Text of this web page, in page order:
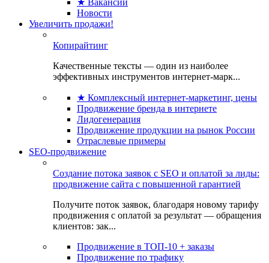
★ Вакансии
Новости
Увеличить продажи!
Копирайтинг
Качественные тексты — один из наиболее
эффективных инструментов интернет-марк...
★ Комплексный интернет-маркетинг, цены
Продвижение бренда в интернете
Лидогенерация
Продвижение продукции на рынок России
Отраслевые примеры
SEO-продвижение
Создание потока заявок с SEO и оплатой за лиды:
продвижение сайта с повышенной гарантией
Получите поток заявок, благодаря новому тарифу
продвижения с оплатой за результат — обращения
клиентов: зак...
Продвижение в ТОП-10 + заказы
Продвижение по трафику